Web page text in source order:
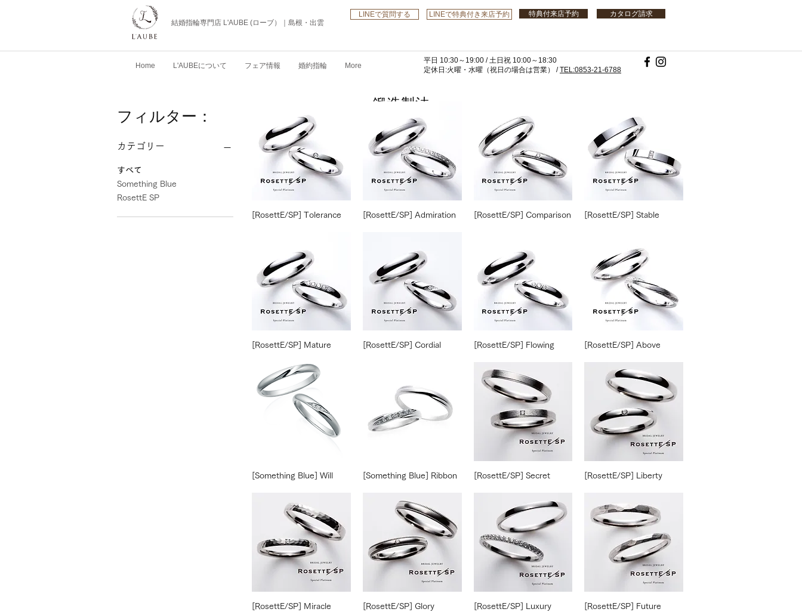
結婚指輪専門店 L'AUBE (ローブ）｜島根・出雲
LINEで質問する LINEで特典付き来店予約 特典付来店予約 カタログ請求
Home L'AUBEについて フェア情報 婚約指輪 More
平日 10:30～19:00 /土日祝 10:00～18:30
​定休日:火曜・水曜 （祝日の場合は営業） /TEL:0853-21-6788
​鍛造製法
フィルター：
カテゴリー
すべて
Something Blue
RosettE SP
[RosettE/SP] Tolerance [RosettE/SP] Admiration [RosettE/SP] Comparison [RosettE/SP] Stable
[RosettE/SP] Mature [RosettE/SP] Cordial [RosettE/SP] Flowing [RosettE/SP] Above
[Something Blue] Will [Something Blue] Ribbon [RosettE/SP] Secret [RosettE/SP] Liberty
[RosettE/SP] Miracle [RosettE/SP] Glory [RosettE/SP] Luxury [RosettE/SP] Future